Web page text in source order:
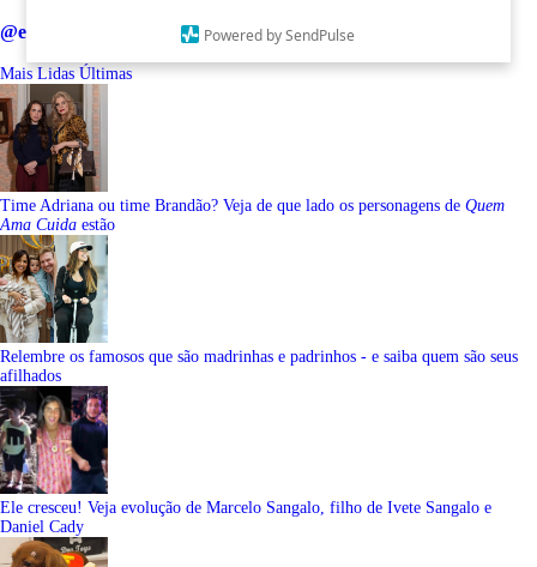
Powered by SendPulse
@estrelando
Mais Lidas Últimas
Time Adriana ou time Brandão? Veja de que lado os personagens de Quem
Ama Cuida estão
Relembre os famosos que são madrinhas e padrinhos - e saiba quem são seus
afilhados
Ele cresceu! Veja evolução de Marcelo Sangalo, filho de Ivete Sangalo e
Daniel Cady